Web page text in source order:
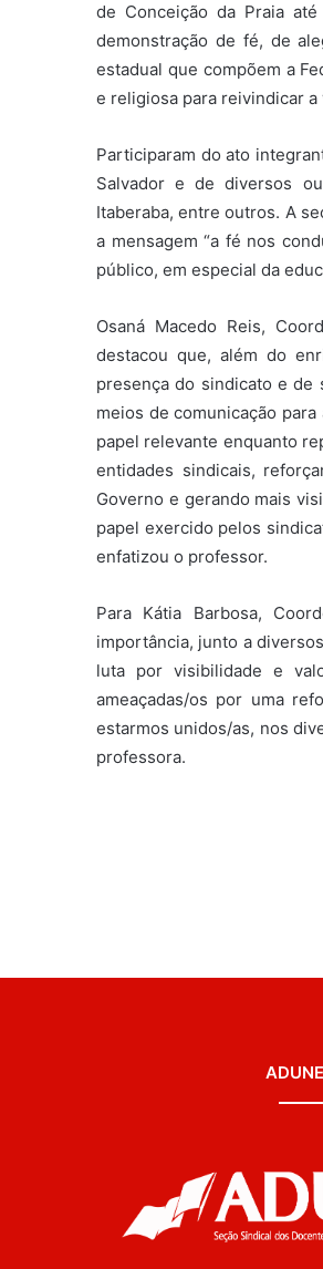
de Conceição da Praia
demonstração de fé, de
estadual que compõem a
e religiosa para reivindicar
Participaram do ato
Salvador e de diversos
Itaberaba, entre outros. A
a mensagem “a fé nos
público, em especial da
Osaná Macedo Reis,
destacou que, além do
presença do sindicato e de
meios de comunicação
papel relevante enquanto
entidades sindicais,
Governo e gerando mais
papel exercido pelos
enfatizou o professor.
Para Kátia Barbosa,
importância, junto a
luta por visibilidade e
ameaçadas/os por uma
estarmos unidos/as, nos
professora.